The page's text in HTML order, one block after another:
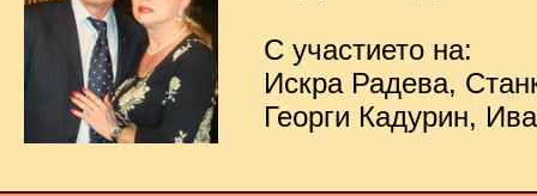
С участието на:
Искра Радева,
Георги Кадурин,